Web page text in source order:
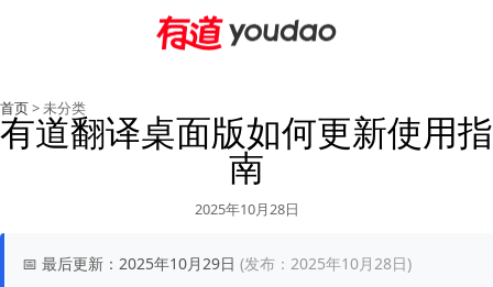
首页> 未分类
有道翻译桌面版如何更新使用指
南
2025年10月28日
📅 最后更新： 2025年10月29日 (发布：2025年10月28日)